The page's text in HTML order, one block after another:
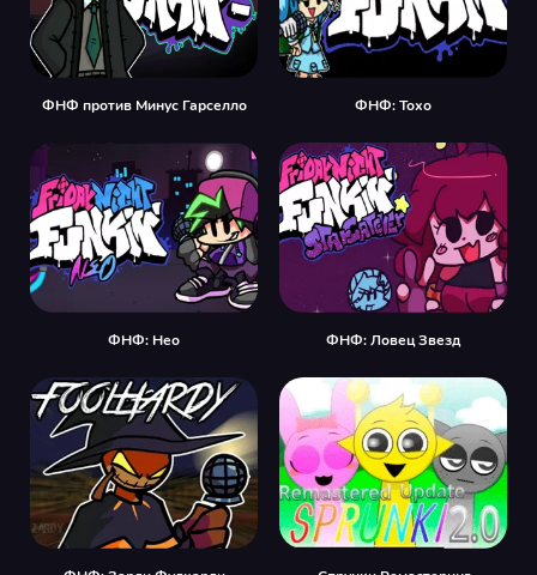
ФНФ против Минус Гарселло ФНФ: Тохо
ФНФ: Нео ФНФ: Ловец Звезд